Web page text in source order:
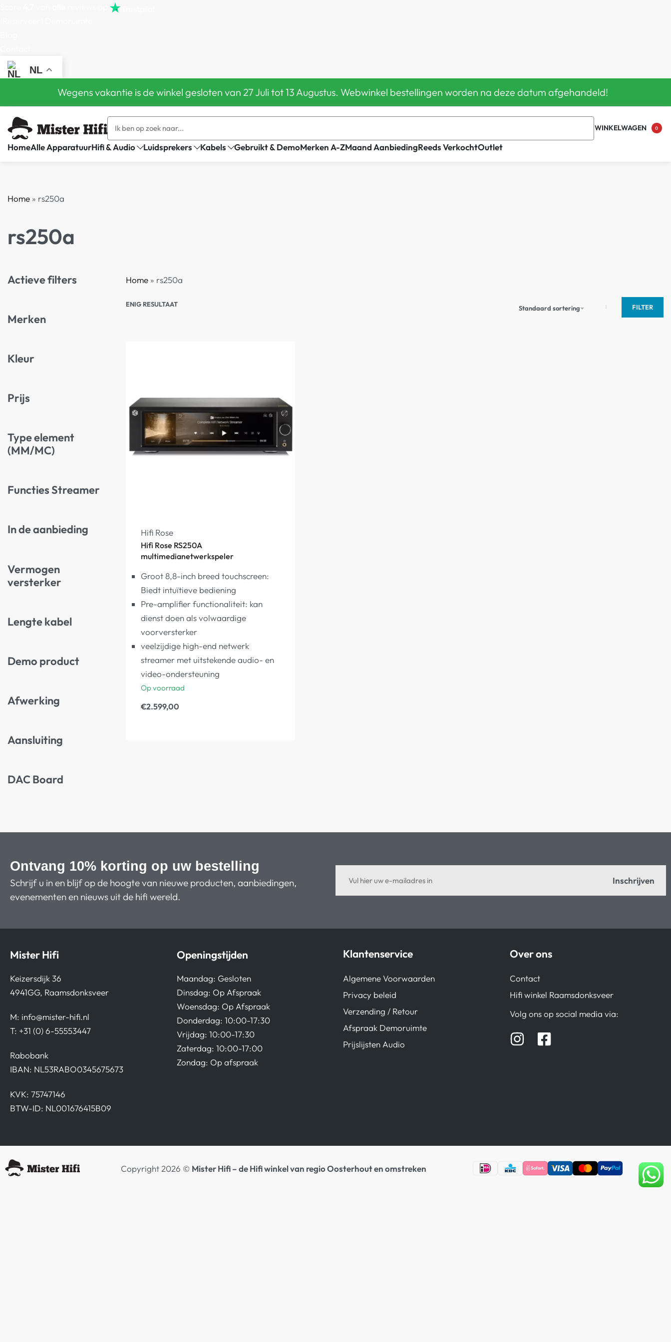
NL
Wegens vakantie is de winkel gesloten van 27 Juli tot 13 Augustus. Webwinkel bestellingen worden na deze datum afgehandeld!
WINKELWAGEN 0
HomeAlle ApparatuurHifi & Audio Luidsprekers Kabels Gebruikt & DemoMerken A-ZMaand AanbiedingReeds VerkochtOutlet
Home » rs250a
rs250a
Actieve filters
Merken
Kleur
Prijs
Type element
(MM/MC)
Functies Streamer
In de aanbieding
Vermogen
versterker
Lengte kabel
Demo product
Afwerking
Aansluiting
DAC Board
Home» rs250a
ENIG RESULTAAT
Standaard sortering FILTER
Hifi Rose
Hifi Rose RS250A
multimedianetwerkspeler
Op voorraad
€2.599,00
Groot 8,8-inch breed touchscreen:
Biedt intuïtieve bediening
Pre-amplifier functionaliteit: kan
dienst doen als volwaardige
voorversterker
veelzijdige high-end netwerk
streamer met uitstekende audio- en
video-ondersteuning
Ontvang 10% korting op uw bestelling
Schrijf u in en blijf op de hoogte van nieuwe producten, aanbiedingen,
evenementen en nieuws uit de hifi wereld.
Inschrijven
Mister Hifi
Keizersdijk 36
4941GG, Raamsdonksveer
M: info@mister-hifi.nl
T: +31 (0) 6-55553447
Rabobank
IBAN: NL53RABO0345675673
KVK: 75747146
BTW-ID: NL001676415B09
Openingstijden
Maandag: Gesloten
Dinsdag: Op Afspraak
Woensdag: Op Afspraak
Donderdag: 10:00-17:30
Vrijdag: 10:00-17:30
Zaterdag: 10:00-17:00
Zondag: Op afspraak
Klantenservice
Algemene Voorwaarden
Privacy beleid
Verzending / Retour
Afspraak Demoruimte
Prijslijsten Audio
Over ons
Contact
Hifi winkel Raamsdonksveer
Volg ons op social media via:
Copyright 2026 © Mister Hifi – de Hifi winkel van regio Oosterhout en omstreken